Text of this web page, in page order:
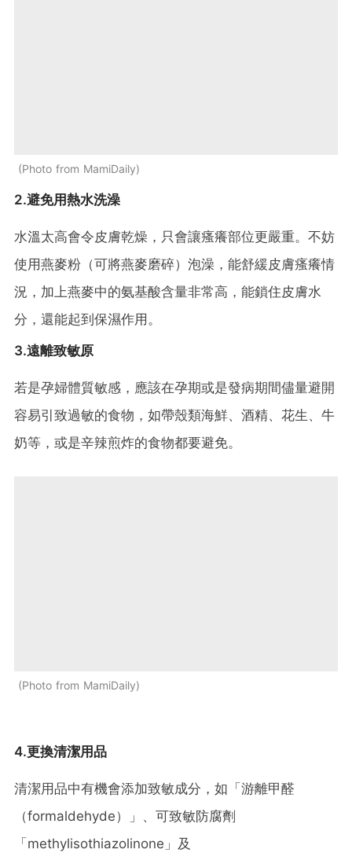
Photo from MamiDaily
2.避免用熱水洗澡
水溫太高會令皮膚乾燥，只會讓瘙癢部位更嚴重。不妨
使用燕麥粉（可將燕麥磨碎）泡澡，能舒緩皮膚瘙癢情
況，加上燕麥中的氨基酸含量非常高，能鎖住皮膚水
分，還能起到保濕作用。
3.遠離致敏原
若是孕婦體質敏感，應該在孕期或是發病期間儘量避開
容易引致過敏的食物，如帶殼類海鮮、酒精、花生、牛
奶等，或是辛辣煎炸的食物都要避免。
Photo from MamiDaily
4.更換清潔用品
清潔用品中有機會添加致敏成分，如「游離甲醛
（formaldehyde）」、可致敏防腐劑
「methylisothiazolinone」及